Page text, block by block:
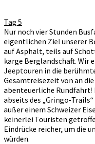
Tag 5
Nur noch vier Stunden
eigentlichen Ziel unserer
auf Asphalt, teils auf
karge Berglandschaft. Wir
Jeeptouren in die
Gesamtreisezeit von an
abenteuerliche Rundfahrt!
abseits des „Gringo-
außer einem Schweizer
keinerlei Touristen
Eindrücke reicher, um die
würden.